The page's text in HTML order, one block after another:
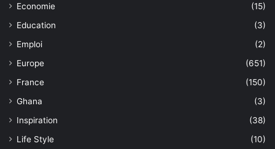
Economie
(15)
Education
(3)
Emploi
(2)
Europe
(651)
France
(150)
Ghana
(3)
Inspiration
(38)
Life Style
(10)